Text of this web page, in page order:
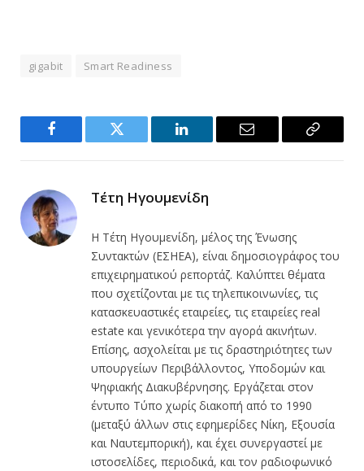
gigabit Smart Readiness
Facebook Twitter LinkedIn Email
Copy
Τέτη Ηγουμενίδη
Η Τέτη Ηγουμενίδη, μέλος της Ένωσης
Συντακτών (ΕΣΗΕΑ), είναι δημοσιογράφος του
επιχειρηματικού ρεπορτάζ. Καλύπτει θέματα
που σχετίζονται με τις τηλεπικοινωνίες, τις
κατασκευαστικές εταιρείες, τις εταιρείες real
estate και γενικότερα την αγορά ακινήτων.
Επίσης, ασχολείται με τις δραστηριότητες των
υπουργείων Περιβάλλοντος, Υποδομών και
Ψηφιακής Διακυβέρνησης. Εργάζεται στον
έντυπο Τύπο χωρίς διακοπή από το 1990
(μεταξύ άλλων στις εφημερίδες Νίκη, Εξουσία
και Ναυτεμπορική), και έχει συνεργαστεί με
ιστοσελίδες, περιοδικά, και τον ραδιοφωνικό